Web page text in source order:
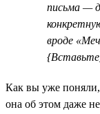
письма —
вроде
Как вы уже
она об этом даже